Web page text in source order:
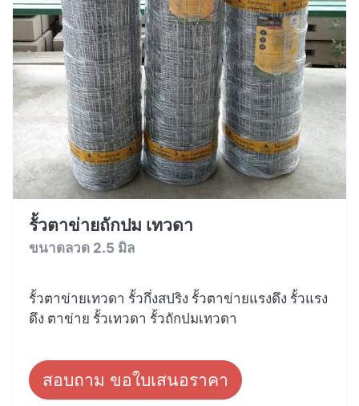
รั้วตาข่ายถักปม เทวดา
ขนาดลวด 2.5 มิล
รั้วตาข่ายเทวดา รั้วกึ่งสปริง รั้วตาข่ายแรงดึง รั้วแรง
ดึง ตาข่าย รั้วเทวดา รั้วถักปมเทวดา
สอบถาม ขอใบเสนอราคา